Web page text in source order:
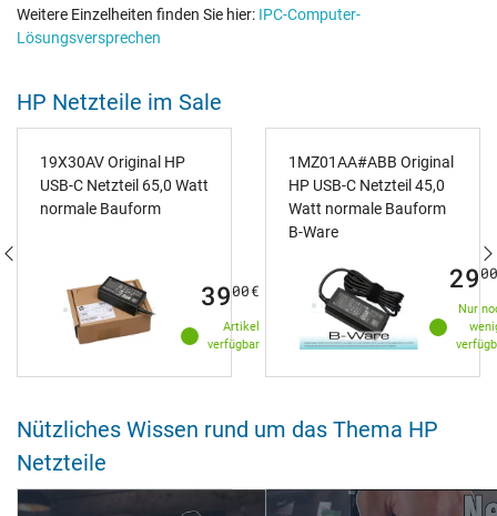
Weitere Einzelheiten finden Sie hier: IPC-Computer-
Lösungsversprechen
HP Netzteile im Sale
19X30AV Original HP
USB-C Netzteil 65,0 Watt
normale Bauform
Artikel
verfügbar
3900€
1MZ01AA#ABB Original
HP USB-C Netzteil 45,0
Watt normale Bauform
B-Ware
Nur
2900
Nützliches Wissen rund um das Thema HP
Netzteile